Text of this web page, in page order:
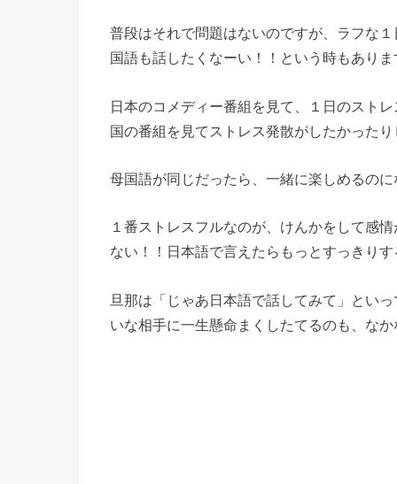
普段はそれで問題はないのですが、ラフな
国語も話したくなーい！！という時もありま
日本のコメディー番組を見て、１日のスト
国の番組を見てストレス発散がしたかった
母国語が同じだったら、一緒に楽しめるの
１番ストレスフルなのが、けんかをして感
ない！！日本語で言えたらもっとすっきり
旦那は「じゃあ日本語で話してみて」とい
いな相手に一生懸命まくしたてるのも、な